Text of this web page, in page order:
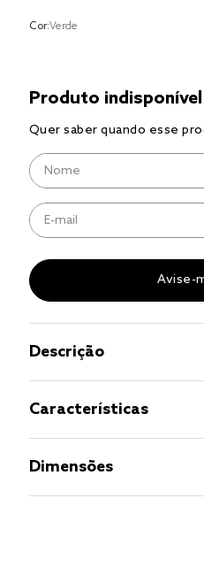
Cor:Verde
Descrição
Características
Dimensões
jogo cama
casal